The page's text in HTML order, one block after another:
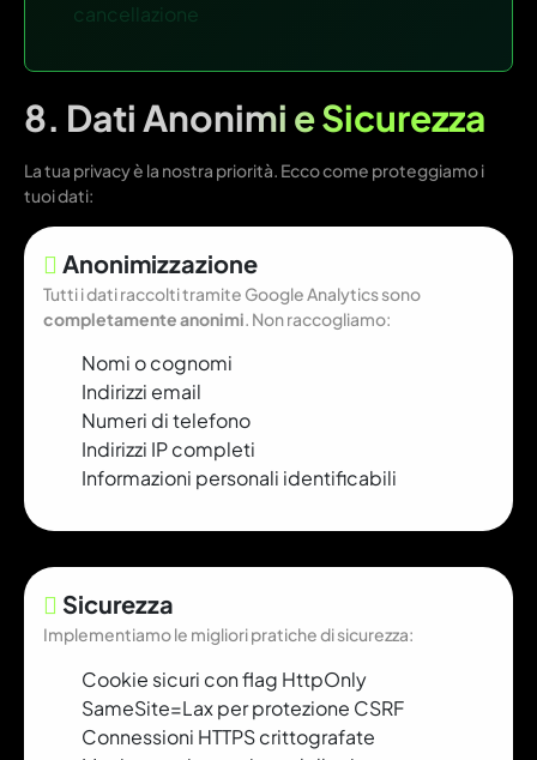
cancellazione
8. Dati Anonimi e Sicurezza
La tua privacy è la nostra priorità. Ecco come proteggiamo i
tuoi dati:
Anonimizzazione
Tutti i dati raccolti tramite Google Analytics sono
completamente anonimi. Non raccogliamo:
Nomi o cognomi
Indirizzi email
Numeri di telefono
Indirizzi IP completi
Informazioni personali identificabili
Sicurezza
Implementiamo le migliori pratiche di sicurezza:
Cookie sicuri con flag HttpOnly
SameSite=Lax per protezione CSRF
Connessioni HTTPS crittografate